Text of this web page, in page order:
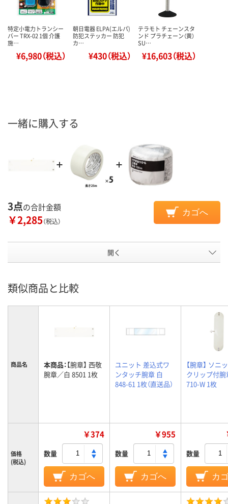
特定小電力トランシー
バー TRX-02 1個 介護
施…
¥6,980（税込）
朝日電器 ELPA(エルパ)
防犯ステッカー 防犯
カ…
¥430（税込）
テラモト チェーンスタ
ンド プラチェーン（黄）
SU…
¥16,603（税込）
一緒に購入する
3点の合計金額
￥2,285（税込）
カゴへ
開く
類似商品と比較
商品名 本商品：【腕章】 西敬
腕章／白 8501 1枚
ユニット 差込式ワ
ンタッチ腕章 白
848-61 1枚（直送品）
【腕章】 ソニ
クリップ付腕
710-W 1枚
価格
(税込)
￥374
数量
カゴへ
￥955
数量
カゴへ
数量
カ